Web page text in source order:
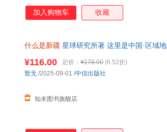
简一部 新疆各民族2600 万同胞 书写的交融
加入购物车 收藏
什么是新疆 星球研究所著 这里是中国·区域
¥116.00 定价： ¥178.00 (6.52折)
知未图书旗舰店
暂无 /2025-09-01 /中信出版社